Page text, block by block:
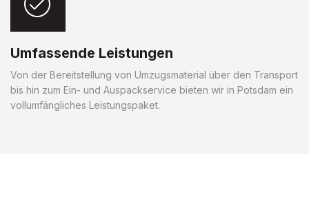
Umfassende Leistungen
Von der Bereitstellung von Umzugsmaterial über den Transport
bis hin zum Ein- und Auspackservice bieten wir in Potsdam ein
vollumfängliches Leistungspaket.